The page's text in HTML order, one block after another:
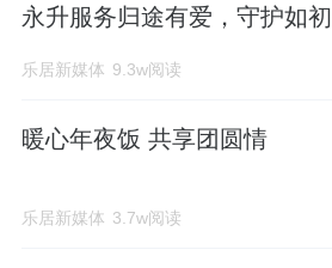
永升服务归途有爱，守护如初
乐居新媒体 9.3w阅读
暖心年夜饭 共享团圆情
乐居新媒体 3.7w阅读